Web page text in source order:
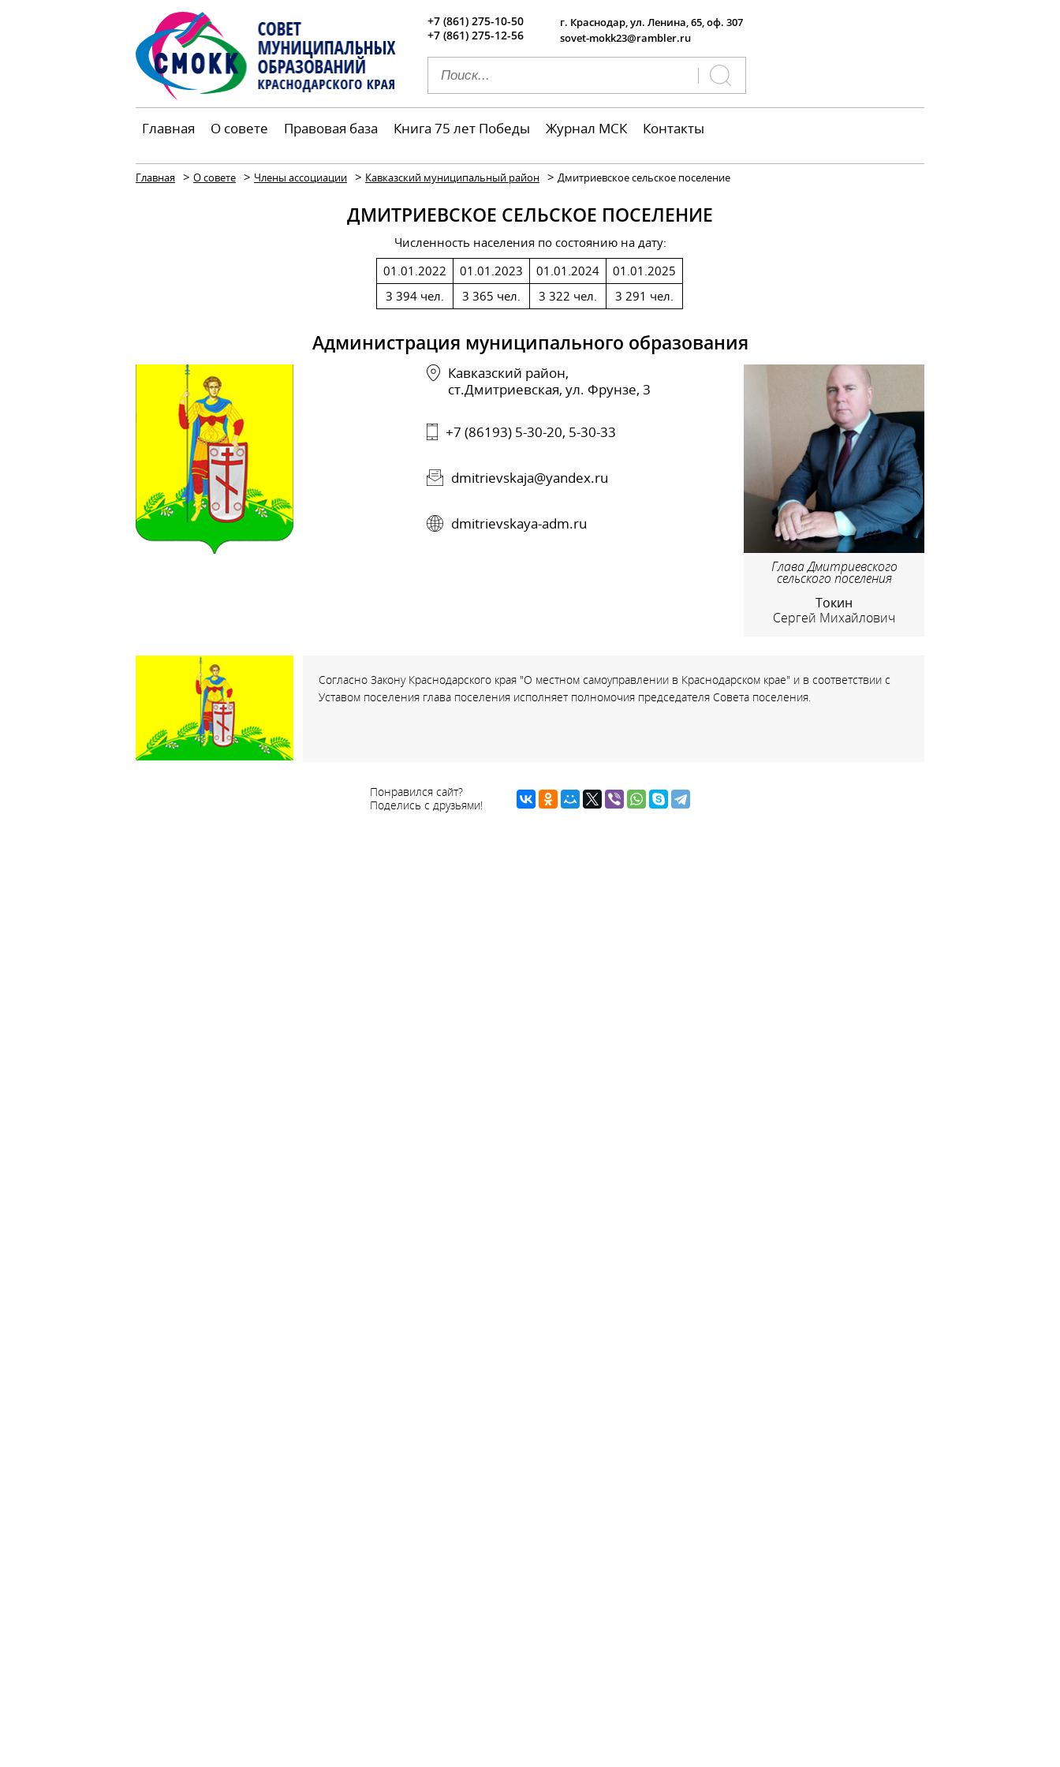
+7 (861) 275-10-50
+7 (861) 275-12-56
г. Краснодар, ул. Ленина, 65, оф. 307
sovet-mokk23@rambler.ru
Главная О совете Правовая база Книга 75 лет Победы Журнал МСК Контакты
Главная > О совете > Члены ассоциации > Кавказский муниципальный район > Дмитриевское сельское поселение
ДМИТРИЕВСКОЕ СЕЛЬСКОЕ ПОСЕЛЕНИЕ
Численность населения по состоянию на дату:
01.01.2022
3 394 чел.
01.01.2023
3 365 чел.
01.01.2024
3 322 чел.
01.01.2025
3 291 чел.
Администрация муниципального образования
Кавказский район,
ст.Дмитриевская, ул. Фрунзе, 3
+7 (86193) 5-30-20, 5-30-33
dmitrievskaja@yandex.ru
dmitrievskaya-adm.ru
Глава Дмитриевского
сельского поселения
Токин
Сергей Михайлович
Согласно Закону Краснодарского края "О местном самоуправлении в Краснодарском крае" и в соответствии с
Уставом поселения глава поселения исполняет полномочия председателя Совета поселения.
Понравился сайт?
Поделись с друзьями!